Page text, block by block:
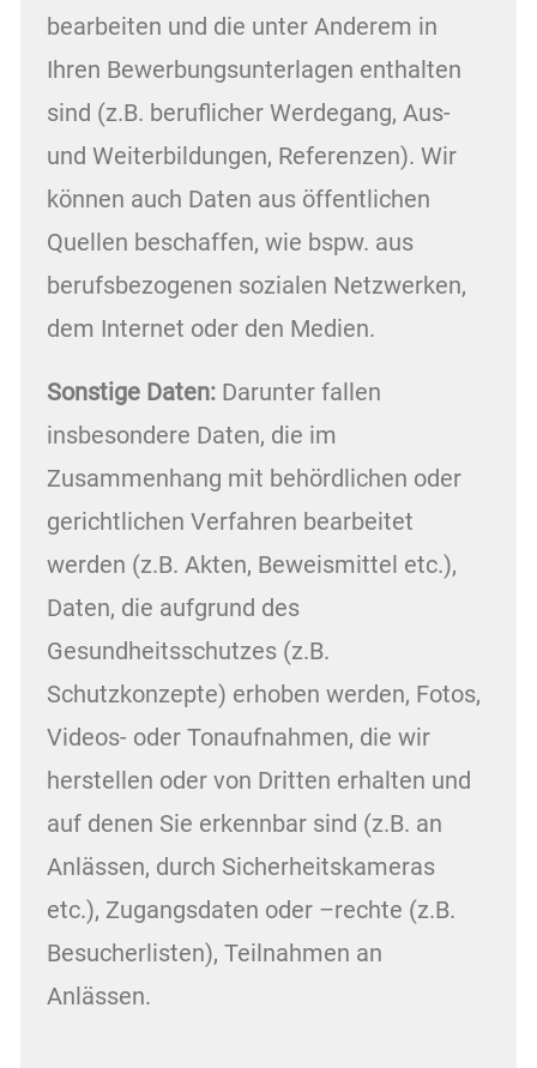
bearbeiten und die unter Anderem in
Ihren Bewerbungsunterlagen enthalten
sind (z.B. beruflicher Werdegang, Aus-
und Weiterbildungen, Referenzen). Wir
können auch Daten aus öffentlichen
Quellen beschaffen, wie bspw. aus
berufsbezogenen sozialen Netzwerken,
dem Internet oder den Medien.
Sonstige Daten: Darunter fallen
insbesondere Daten, die im
Zusammenhang mit behördlichen oder
gerichtlichen Verfahren bearbeitet
werden (z.B. Akten, Beweismittel etc.),
Daten, die aufgrund des
Gesundheitsschutzes (z.B.
Schutzkonzepte) erhoben werden, Fotos,
Videos- oder Tonaufnahmen, die wir
herstellen oder von Dritten erhalten und
auf denen Sie erkennbar sind (z.B. an
Anlässen, durch Sicherheitskameras
etc.), Zugangsdaten oder –rechte (z.B.
Besucherlisten), Teilnahmen an
Anlässen.